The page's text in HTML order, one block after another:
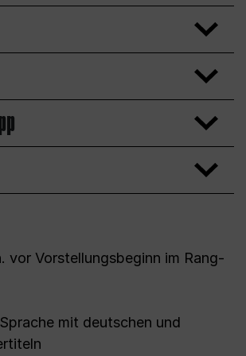
vor Vorstellungsbeginn im Rang-
mit deutschen und